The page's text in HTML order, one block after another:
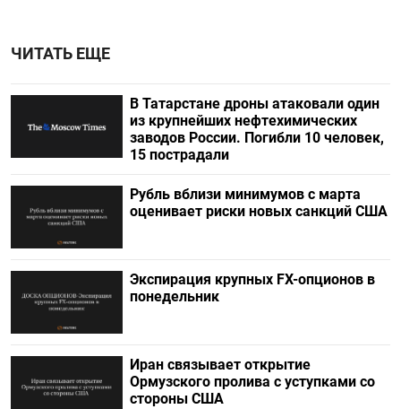
ЧИТАТЬ ЕЩЕ
В Татарстане дроны атаковали один
из крупнейших нефтехимических
заводов России. Погибли 10 человек,
15 пострадали
Рубль вблизи минимумов с марта
оценивает риски новых санкций США
Экспирация крупных FX-опционов в
понедельник
Иран связывает открытие
Ормузского пролива с уступками со
стороны США